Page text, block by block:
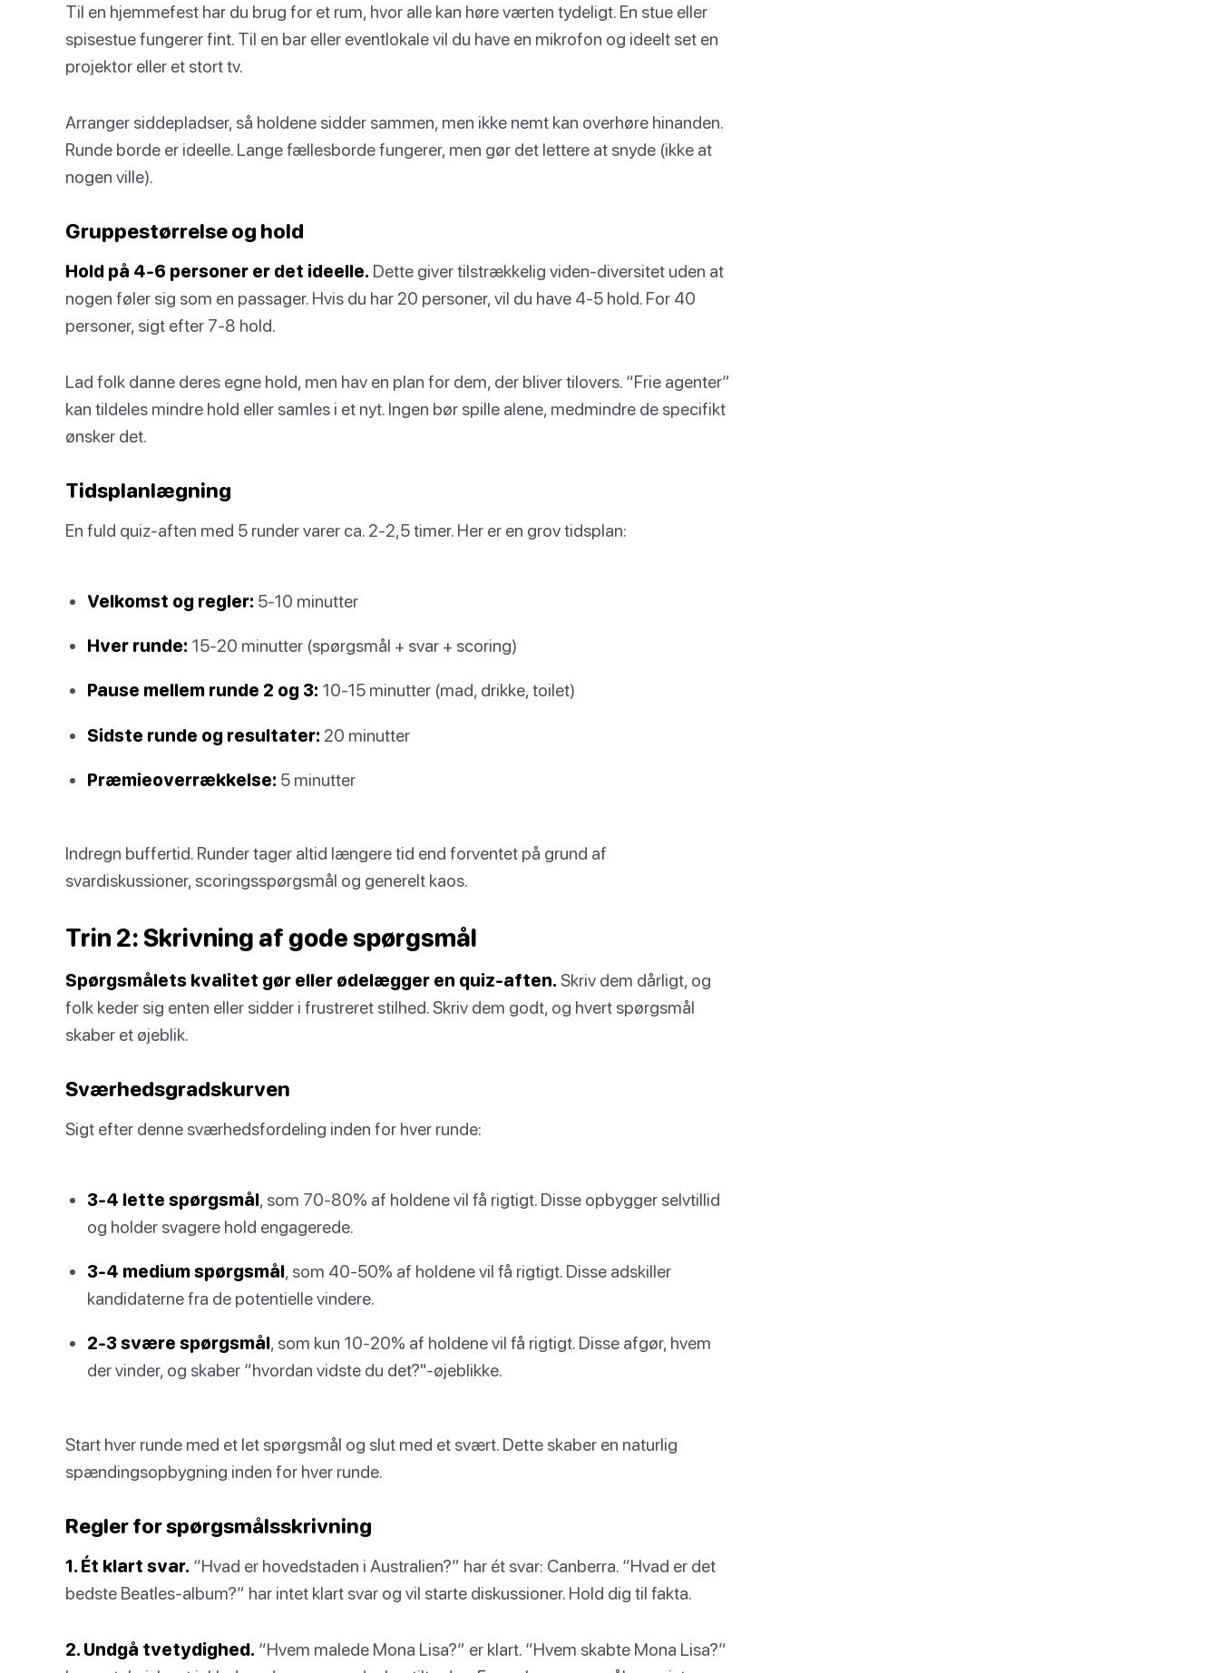
Til en hjemmefest har du brug for et rum, hvor alle kan høre værten tydeligt. En stue eller
spisestue fungerer fint. Til en bar eller eventlokale vil du have en mikrofon og ideelt set en
projektor eller et stort tv.
Arranger siddepladser, så holdene sidder sammen, men ikke nemt kan overhøre hinanden.
Runde borde er ideelle. Lange fællesborde fungerer, men gør det lettere at snyde (ikke at
nogen ville).
Gruppestørrelse og hold
Hold på 4-6 personer er det ideelle. Dette giver tilstrækkelig viden-diversitet uden at
nogen føler sig som en passager. Hvis du har 20 personer, vil du have 4-5 hold. For 40
personer, sigt efter 7-8 hold.
Lad folk danne deres egne hold, men hav en plan for dem, der bliver tilovers. “Frie agenter”
kan tildeles mindre hold eller samles i et nyt. Ingen bør spille alene, medmindre de specifikt
ønsker det.
Tidsplanlægning
En fuld quiz-aften med 5 runder varer ca. 2-2,5 timer. Her er en grov tidsplan:
Velkomst og regler: 5-10 minutter
Hver runde: 15-20 minutter (spørgsmål + svar + scoring)
Pause mellem runde 2 og 3: 10-15 minutter (mad, drikke, toilet)
Sidste runde og resultater: 20 minutter
Præmieoverrækkelse: 5 minutter
Indregn buffertid. Runder tager altid længere tid end forventet på grund af
svardiskussioner, scoringsspørgsmål og generelt kaos.
Trin 2: Skrivning af gode spørgsmål
Spørgsmålets kvalitet gør eller ødelægger en quiz-aften. Skriv dem dårligt, og
folk keder sig enten eller sidder i frustreret stilhed. Skriv dem godt, og hvert spørgsmål
skaber et øjeblik.
Sværhedsgradskurven
Sigt efter denne sværhedsfordeling inden for hver runde:
3-4 lette spørgsmål, som 70-80% af holdene vil få rigtigt. Disse opbygger selvtillid
og holder svagere hold engagerede.
3-4 medium spørgsmål, som 40-50% af holdene vil få rigtigt. Disse adskiller
kandidaterne fra de potentielle vindere.
2-3 svære spørgsmål, som kun 10-20% af holdene vil få rigtigt. Disse afgør, hvem
der vinder, og skaber “hvordan vidste du det?"-øjeblikke.
Start hver runde med et let spørgsmål og slut med et svært. Dette skaber en naturlig
spændingsopbygning inden for hver runde.
Regler for spørgsmålsskrivning
1. Ét klart svar. “Hvad er hovedstaden i Australien?” har ét svar: Canberra. “Hvad er det
bedste Beatles-album?” har intet klart svar og vil starte diskussioner. Hold dig til fakta.
2. Undgå tvetydighed. “Hvem malede Mona Lisa?” er klart. “Hvem skabte Mona Lisa?”